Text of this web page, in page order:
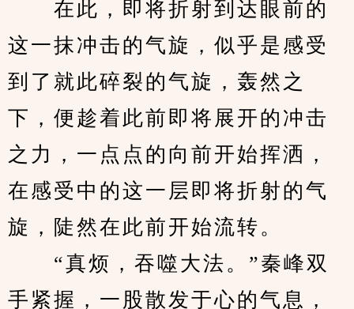
在此，即将折射到达眼前的
这一抹冲击的气旋，似乎是感受
到了就此碎裂的气旋，轰然之
下，便趁着此前即将展开的冲击
之力，一点点的向前开始挥洒，
在感受中的这一层即将折射的气
旋，陡然在此前开始流转。
“真烦，吞噬大法。”秦峰双
手紧握，一股散发于心的气息，